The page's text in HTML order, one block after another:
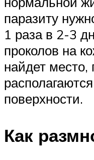
паразиту
1 раза в 2-3
проколов на
найдет место,
поверхности.
Как